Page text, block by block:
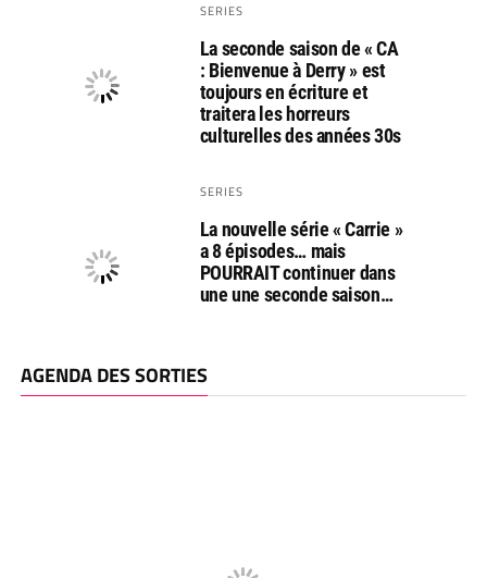
SERIES
La seconde saison de « CA
: Bienvenue à Derry » est
toujours en écriture et
traitera les horreurs
culturelles des années 30s
SERIES
La nouvelle série « Carrie »
a 8 épisodes… mais
POURRAIT continuer dans
une une seconde saison…
AGENDA DES SORTIES